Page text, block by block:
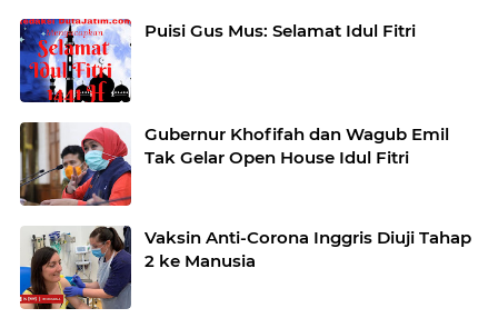
Puisi Gus Mus: Selamat Idul Fitri
Gubernur Khofifah dan Wagub Emil
Tak Gelar Open House Idul Fitri
Vaksin Anti-Corona Inggris Diuji Tahap
2 ke Manusia